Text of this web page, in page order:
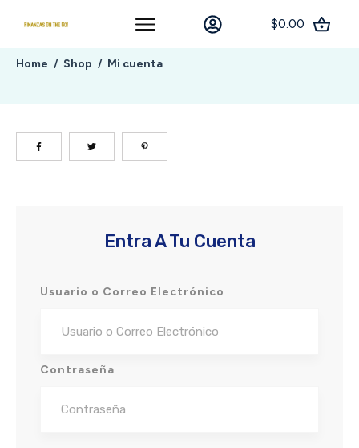
$0.00
Home / Shop / Mi cuenta
Entra A Tu Cuenta
Usuario o Correo Electrónico
Contraseña